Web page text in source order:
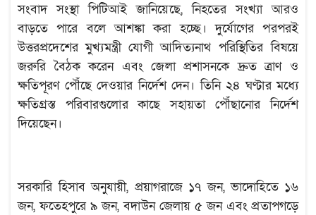
সংবাদ সংস্থা পিটিআই জানিয়েছে, নিহতের সংখ্যা আরও
বাড়তে পারে বলে আশঙ্কা করা হচ্ছে। দুর্যোগের পরপরই
উত্তরপ্রদেশের মুখ্যমন্ত্রী যোগী আদিত্যনাথ পরিস্থিতির বিষয়ে
জরুরি বৈঠক করেন এবং জেলা প্রশাসনকে দ্রুত ত্রাণ ও
ক্ষতিপূরণ পৌঁছে দেওয়ার নির্দেশ দেন। তিনি ২৪ ঘণ্টার মধ্যে
ক্ষতিগ্রস্ত পরিবারগুলোর কাছে সহায়তা পৌঁছানোর নির্দেশ
দিয়েছেন।
সরকারি হিসাব অনুযায়ী, প্রয়াগরাজে ১৭ জন, ভাদোহিতে ১৬
জন, ফতেহপুরে ৯ জন, বদাউন জেলায় ৫ জন এবং প্রতাপগড়ে